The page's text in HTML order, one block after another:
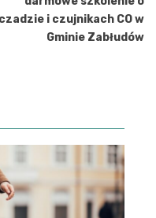
czadzie i czujnikach CO w
Gminie Zabłudów